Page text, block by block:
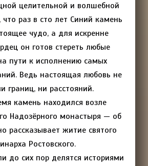
целительной и волшебной
что раз в сто лет Синий камень
чудо, а для искренне
он готов стереть любые
пути к исполнению самых
Ведь настоящая любовь не
границ, ни расстояний.
камень находился возле
Надозёрного монастыря — об
рассказывает житие святого
Ростовского.
до сих пор делятся историями